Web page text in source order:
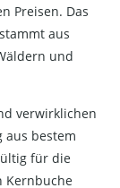
Preisen. Das
aus
und
verwirklichen
aus bestem
für die
Kernbuche